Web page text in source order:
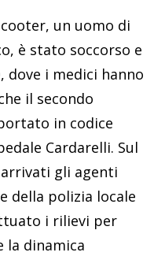
un uomo di
è stato soccorso e
dove i medici hanno
il secondo
in codice
Cardarelli. Sul
arrivati gli agenti
della polizia locale
i rilievi per
la dinamica